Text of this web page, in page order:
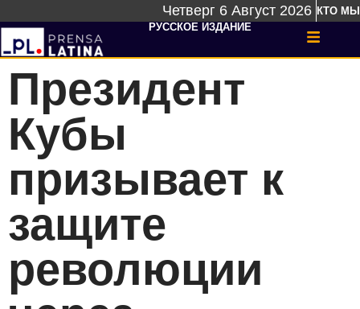
Четверг 6 Август 2026 КТО МЫ
РУССКОЕ ИЗДАНИЕ
Президент
Кубы
призывает к
защите
революции